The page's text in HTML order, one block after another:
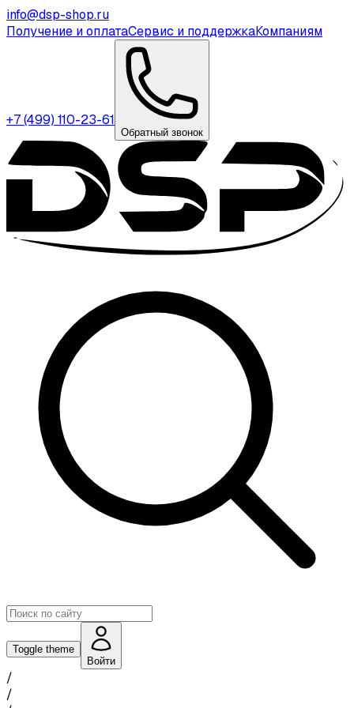
info@dsp-shop.ru
Получение и оплатаСервис и поддержкаКомпаниям
+7 (499) 110-23-61
Обратный звонок
Toggle theme
Войти
/
/